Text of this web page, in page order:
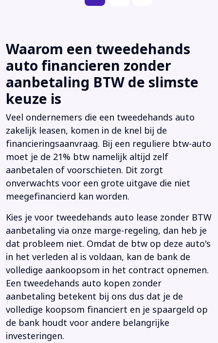
Waarom een tweedehands
auto financieren zonder
aanbetaling BTW de slimste
keuze is
Veel ondernemers die een tweedehands auto
zakelijk leasen, komen in de knel bij de
financieringsaanvraag. Bij een reguliere btw-auto
moet je de 21% btw namelijk altijd zelf
aanbetalen of voorschieten. Dit zorgt
onverwachts voor een grote uitgave die niet
meegefinancierd kan worden.
Kies je voor tweedehands auto lease zonder BTW
aanbetaling via onze marge-regeling, dan heb je
dat probleem niet. Omdat de btw op deze auto's
in het verleden al is voldaan, kan de bank de
volledige aankoopsom in het contract opnemen.
Een tweedehands auto kopen zonder
aanbetaling betekent bij ons dus dat je de
volledige koopsom financiert en je spaargeld op
de bank houdt voor andere belangrijke
investeringen.